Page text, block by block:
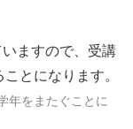
ますので、受講
とになります。
年をまたぐことに